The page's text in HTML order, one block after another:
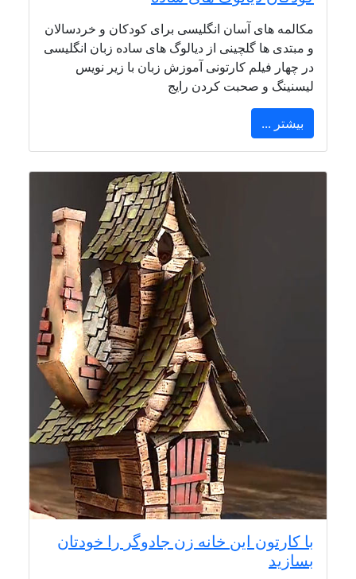
مکالمه های آسان انگلیسی برای کودکان و خردسالان
و مبتدی ها گلچینی از دیالوگ های ساده زبان انگلیسی
در چهار فیلم کارتونی آموزش زبان با زیر نویس
لیسنینگ و صحبت کردن رایج
بیشتر ...
با کارتون این خانه زن جادوگر را خودتان
بسازید